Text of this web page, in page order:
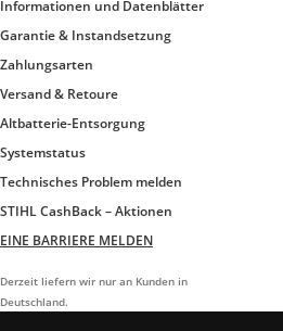
Informationen und Datenblätter
Garantie & Instandsetzung
Zahlungsarten
Versand & Retoure
Altbatterie-Entsorgung
Systemstatus
Technisches Problem melden
STIHL CashBack – Aktionen
EINE BARRIERE MELDEN
Derzeit liefern wir nur an Kunden in
Deutschland.